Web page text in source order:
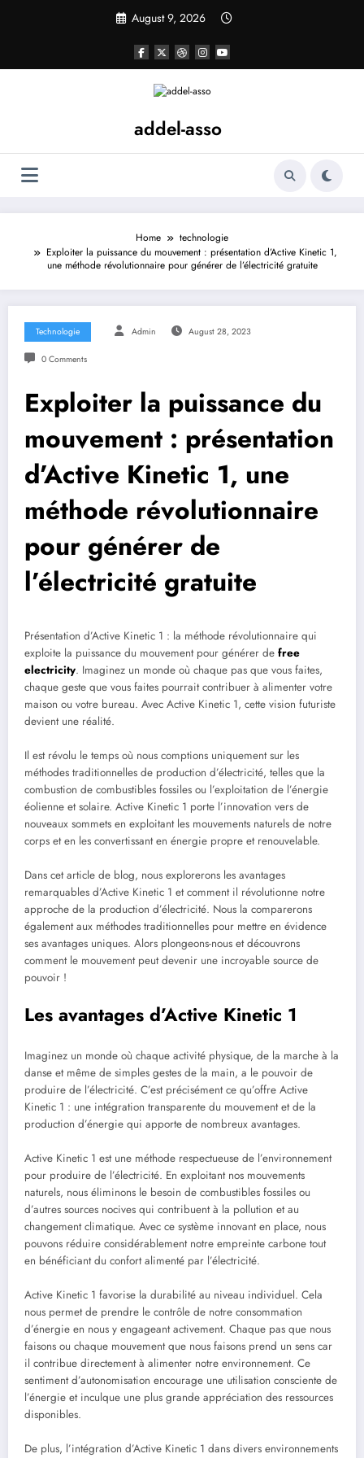
August 9, 2026
addel-asso
Home
technologie
Exploiter la puissance du mouvement : présentation d’Active Kinetic 1,
une méthode révolutionnaire pour générer de l’électricité gratuite
Technologie Admin August 28, 2023
0 Comments
Exploiter la puissance du
mouvement : présentation
d’Active Kinetic 1, une
méthode révolutionnaire
pour générer de
l’électricité gratuite
Présentation d’Active Kinetic 1 : la méthode révolutionnaire qui
exploite la puissance du mouvement pour générer de free
electricity. Imaginez un monde où chaque pas que vous faites,
chaque geste que vous faites pourrait contribuer à alimenter votre
maison ou votre bureau. Avec Active Kinetic 1, cette vision futuriste
devient une réalité.
Il est révolu le temps où nous comptions uniquement sur les
méthodes traditionnelles de production d’électricité, telles que la
combustion de combustibles fossiles ou l’exploitation de l’énergie
éolienne et solaire. Active Kinetic 1 porte l’innovation vers de
nouveaux sommets en exploitant les mouvements naturels de notre
corps et en les convertissant en énergie propre et renouvelable.
Dans cet article de blog, nous explorerons les avantages
remarquables d’Active Kinetic 1 et comment il révolutionne notre
approche de la production d’électricité. Nous la comparerons
également aux méthodes traditionnelles pour mettre en évidence
ses avantages uniques. Alors plongeons-nous et découvrons
comment le mouvement peut devenir une incroyable source de
pouvoir !
Les avantages d’Active Kinetic 1
Imaginez un monde où chaque activité physique, de la marche à la
danse et même de simples gestes de la main, a le pouvoir de
produire de l’électricité. C’est précisément ce qu’offre Active
Kinetic 1 : une intégration transparente du mouvement et de la
production d’énergie qui apporte de nombreux avantages.
Active Kinetic 1 est une méthode respectueuse de l’environnement
pour produire de l’électricité. En exploitant nos mouvements
naturels, nous éliminons le besoin de combustibles fossiles ou
d’autres sources nocives qui contribuent à la pollution et au
changement climatique. Avec ce système innovant en place, nous
pouvons réduire considérablement notre empreinte carbone tout
en bénéficiant du confort alimenté par l’électricité.
Active Kinetic 1 favorise la durabilité au niveau individuel. Cela
nous permet de prendre le contrôle de notre consommation
d’énergie en nous y engageant activement. Chaque pas que nous
faisons ou chaque mouvement que nous faisons prend un sens car
il contribue directement à alimenter notre environnement. Ce
sentiment d’autonomisation encourage une utilisation consciente de
l’énergie et inculque une plus grande appréciation des ressources
disponibles.
De plus, l’intégration d’Active Kinetic 1 dans divers environnements